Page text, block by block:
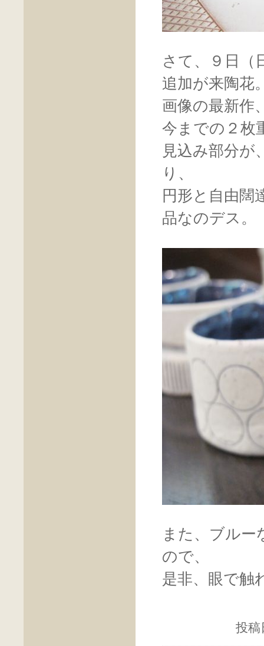
さて、９日（
追加が来陶花
画像の最新作
今までの２枚
見込み部分が
り、
円形と自由闊
品なのデス。
また、ブル
ので、
是非、眼で触
投稿